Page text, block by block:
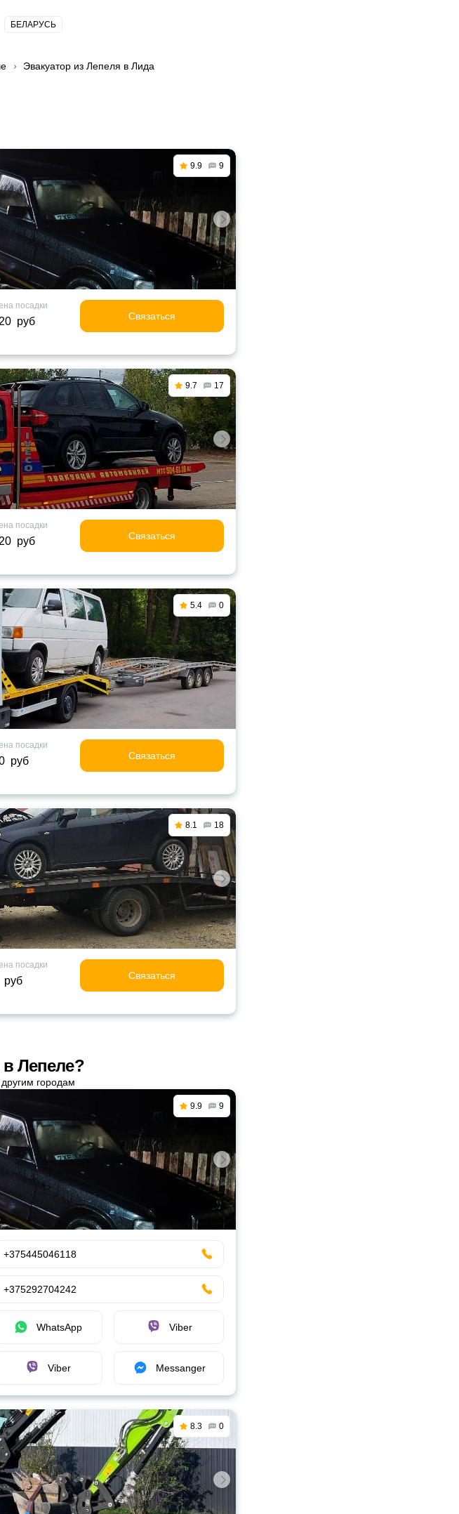
БЕЛАРУСЬ
Эвакуатор из Лепеля в Лида
9.9 9
посадки
руб Связаться
9.7 17
посадки
руб Связаться
5.4 0
посадки
руб Связаться
8.1 18
посадки
руб Связаться
Лепеле?
городам
9.9 9
+375445046118
+375292704242
WhatsApp Viber
Viber Messanger
8.3 0